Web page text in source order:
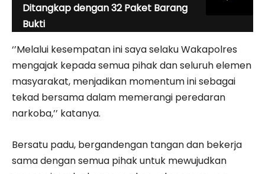
Ditangkap dengan 32 Paket Barang
Bukti
‘’Melalui kesempatan ini saya selaku Wakapolres
mengajak kepada semua pihak dan seluruh elemen
masyarakat, menjadikan momentum ini sebagai
tekad bersama dalam memerangi peredaran
narkoba,’’ katanya.
Bersatu padu, bergandengan tangan dan bekerja
sama dengan semua pihak untuk mewujudkan